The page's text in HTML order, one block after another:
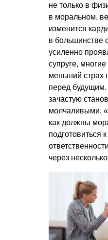
не только в
в моральном,
изменится
в большинстве
усиленно
супруге,
меньший страх
перед
зачастую
молчаливыми,
как должны
подготовиться
через